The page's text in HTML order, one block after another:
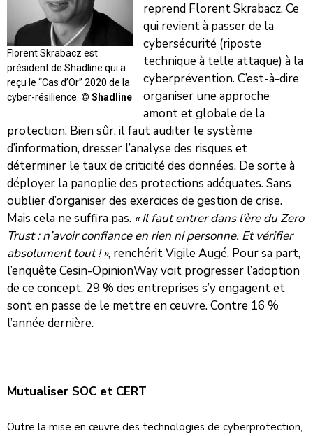
Florent Skrabacz est
président de Shadline qui a
reçu le ‘‘Cas d’Or’’ 2020 de la
cyber-résilience. © Shadline
reprend Florent Skrabacz. Ce
qui revient à passer de la
cybersécurité (riposte
technique à telle attaque) à la
cyberprévention. C’est-à-dire
organiser une approche
amont et globale de la
protection. Bien sûr, il faut auditer le système
d’information, dresser l’analyse des risques et
déterminer le taux de criticité des données. De sorte à
déployer la panoplie des protections adéquates. Sans
oublier d’organiser des exercices de gestion de crise.
Mais cela ne suffira pas. « Il faut entrer dans l’ère du Zero
Trust : n’avoir confiance en rien ni personne. Et vérifier
absolument tout ! », renchérit Vigile Augé. Pour sa part,
l’enquête Cesin-OpinionWay voit progresser l’adoption
de ce concept. 29 % des entreprises s’y engagent et
sont en passe de le mettre en œuvre. Contre 16 %
l’année dernière.
Mutualiser SOC et CERT
Outre la mise en œuvre des technologies de cyberprotection,